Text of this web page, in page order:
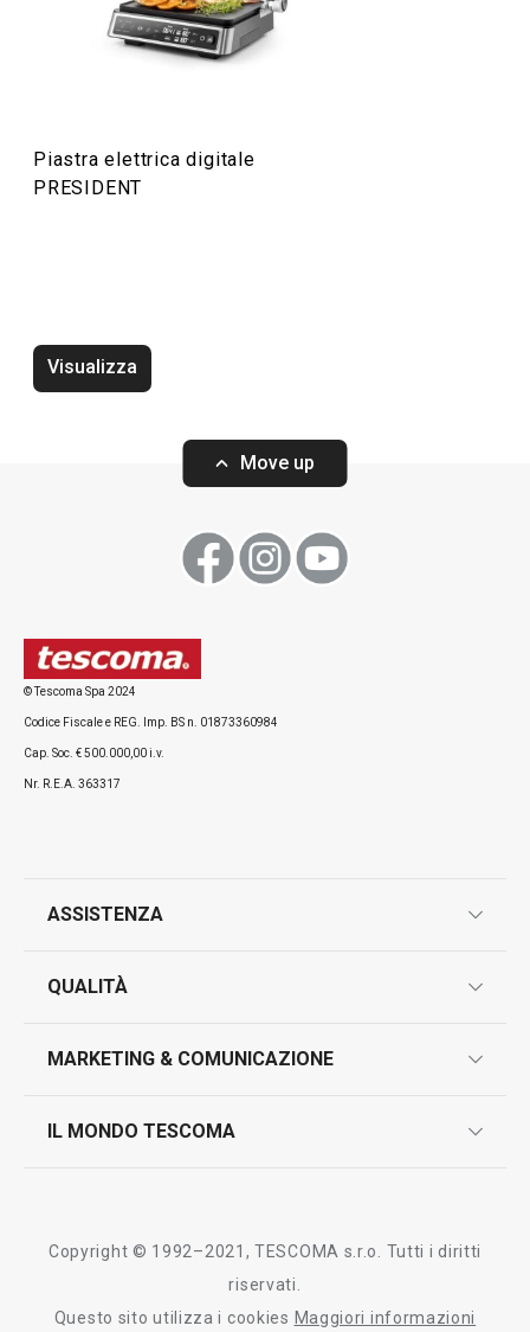
Elettrodomestici
Servire in tavola
Wok PRESIDENT ø 30 cm, con
Visualizza
Piastra elettrica digitale
PRESIDENT
Visualizza
Move up
© Tescoma Spa 2024
Codice Fiscale e REG. Imp. BS n. 01873360984
Cap. Soc. € 500.000,00 i.v.
Nr. R.E.A. 363317
ASSISTENZA
contatti
QUALITÀ
test sui prodotti
MARKETING & COMUNICAZIONE
IL MONDO TESCOMA
Copyright © 1992–2021, TESCOMA s.r.o. Tutti i diritti
riservati.
Questo sito utilizza i cookies Maggiori informazioni